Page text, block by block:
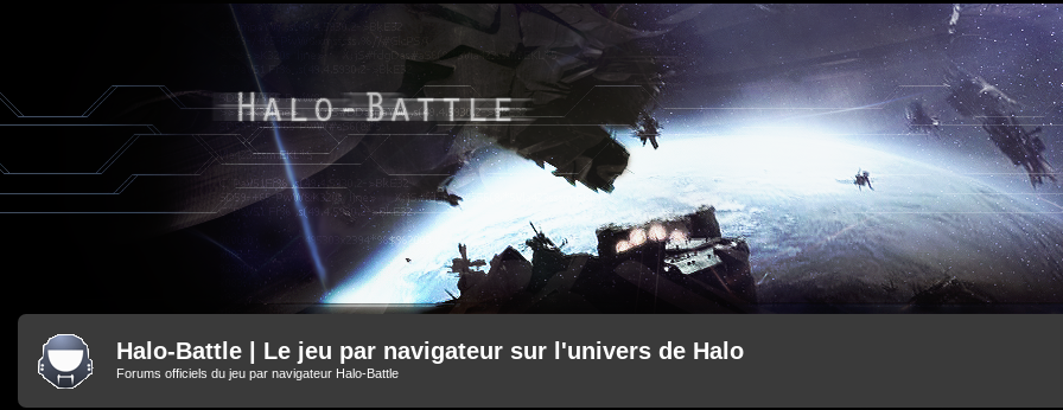
Halo-Battle | Le jeu par navigateur sur l'univers de Halo
Forums officiels du jeu par navigateur Halo-Battle